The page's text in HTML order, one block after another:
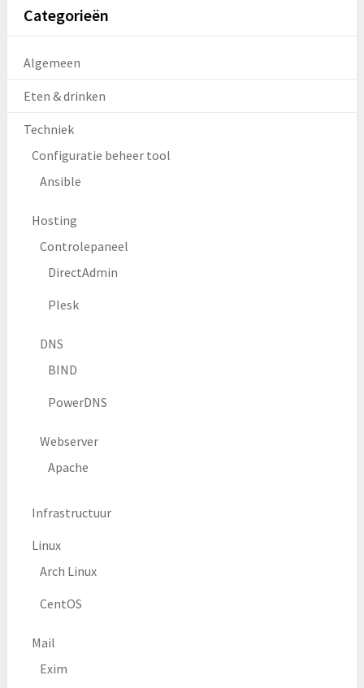
Categorieën
Algemeen
Eten & drinken
Techniek
Configuratie beheer tool
Ansible
Hosting
Controlepaneel
DirectAdmin
Plesk
DNS
BIND
PowerDNS
Webserver
Apache
Infrastructuur
Linux
Arch Linux
CentOS
Mail
Exim